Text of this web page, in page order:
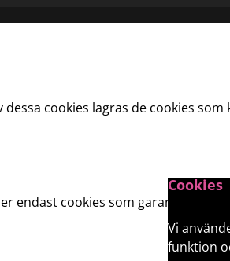
Cookies
Vi
funktion
cookies lagras de cookies
endast cookies som garanterar